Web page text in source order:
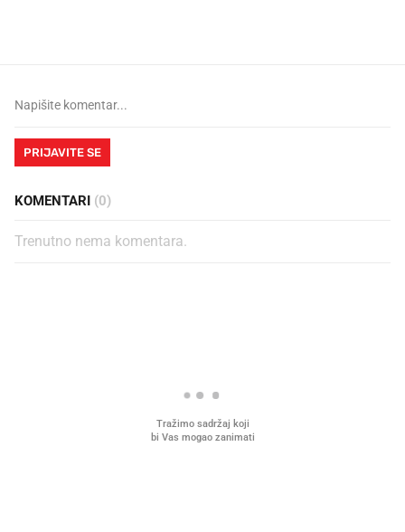
PRIJAVITE SE
KOMENTARI (0)
Trenutno nema komentara.